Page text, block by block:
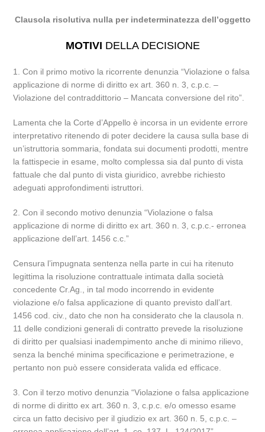
Clausola risolutiva nulla per indeterminatezza dell’oggetto
MOTIVI DELLA DECISIONE
1. Con il primo motivo la ricorrente denunzia “Violazione o falsa
applicazione di norme di diritto ex art. 360 n. 3, c.p.c. –
Violazione del contraddittorio – Mancata conversione del rito”.
Lamenta che la Corte d’Appello è incorsa in un evidente errore
interpretativo ritenendo di poter decidere la causa sulla base di
un’istruttoria sommaria, fondata sui documenti prodotti, mentre
la fattispecie in esame, molto complessa sia dal punto di vista
fattuale che dal punto di vista giuridico, avrebbe richiesto
adeguati approfondimenti istruttori.
2. Con il secondo motivo denunzia “Violazione o falsa
applicazione di norme di diritto ex art. 360 n. 3, c.p.c.- erronea
applicazione dell’art. 1456 c.c.”
Censura l’impugnata sentenza nella parte in cui ha ritenuto
legittima la risoluzione contrattuale intimata dalla società
concedente Cr.Ag., in tal modo incorrendo in evidente
violazione e/o falsa applicazione di quanto previsto dall’art.
1456 cod. civ., dato che non ha considerato che la clausola n.
11 delle condizioni generali di contratto prevede la risoluzione
di diritto per qualsiasi inadempimento anche di minimo rilievo,
senza la benché minima specificazione e perimetrazione, e
pertanto non può essere considerata valida ed efficace.
3. Con il terzo motivo denunzia “Violazione o falsa applicazione
di norme di diritto ex art. 360 n. 3, c.p.c. e/o omesso esame
circa un fatto decisivo per il giudizio ex art. 360 n. 5, c.p.c. –